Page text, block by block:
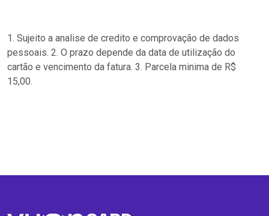
1. Sujeito a analise de credito e comprovação de dados
pessoais. 2. O prazo depende da data de utilização do
cartão e vencimento da fatura. 3. Parcela minima de R$
15,00.